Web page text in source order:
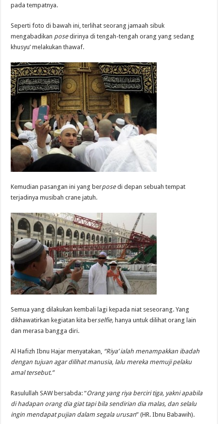
pada tempatnya.
Seperti foto di bawah ini, terlihat seorang jamaah sibuk
mengabadikan posedirinya di tengah-tengah orang yang sedang
khusyu’ melakukan thawaf.
Kemudian pasangan ini yang berposedi depan sebuah tempat
terjadinya musibah crane jatuh.
Semua yang dilakukan kembali lagi kepada niat seseorang. Yang
dikhawatirkan kegiatan kita berselfie, hanya untuk dilihat orang lain
dan merasa bangga diri.
Al Hafizh Ibnu Hajar menyatakan, “Riya’ ialah menampakkan ibadah
dengan tujuan agar dilihat manusia, lalu mereka memuji pelaku
amal tersebut.”
Rasulullah SAW bersabda: “Orang yang riya berciri tiga, yakni apabila
di hadapan orang dia giat tapi bila sendirian dia malas, dan selalu
ingin mendapat pujian dalam segala urusan” (HR. Ibnu Babawih).